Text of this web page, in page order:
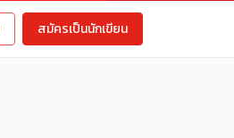
สมัครเป็นนักเขียน